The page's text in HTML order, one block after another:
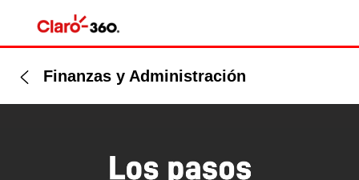
Finanzas y Administración